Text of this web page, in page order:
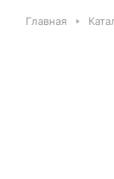
Главная